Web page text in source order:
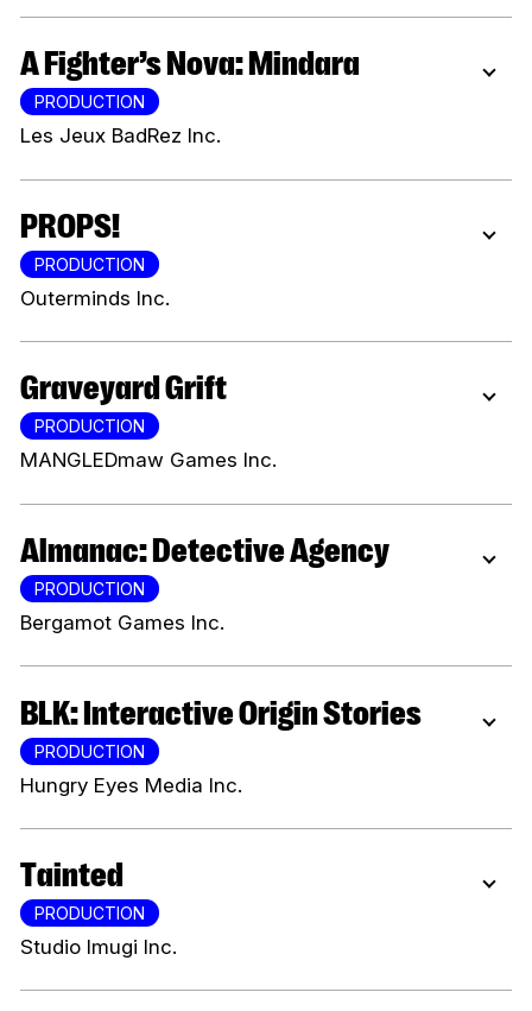
A Fighter’s Nova: Mindara
PRODUCTION
Les Jeux BadRez Inc.
PROPS!
PRODUCTION
Outerminds Inc.
Graveyard Grift
PRODUCTION
MANGLEDmaw Games Inc.
Almanac: Detective Agency
PRODUCTION
Bergamot Games Inc.
BLK: Interactive Origin Stories
PRODUCTION
Hungry Eyes Media Inc.
Tainted
PRODUCTION
Studio Imugi Inc.